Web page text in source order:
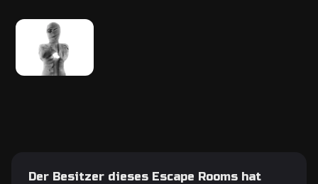
Der Besitzer dieses Escape Rooms hat